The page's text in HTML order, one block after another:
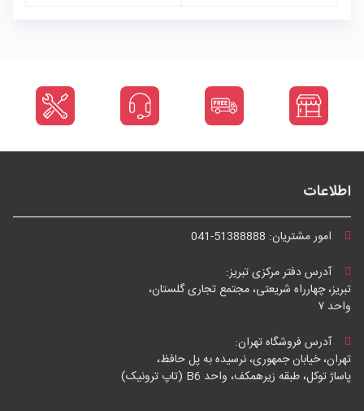
اطلاعات
امور مشتریان: 041-51388888
آدرس دفتر مرکزی تبریز:
تبریز، چهارراه شریعتی، مجتمع تجاری گلستان،
واحد ۷
آدرس فروشگاه تهران:
تهران، خیابان جمهوری، نرسیده به پل حافظ،
پاساژ توکل، طبقه زیرهمکف، واحد B6 (تاپ ترونیک)